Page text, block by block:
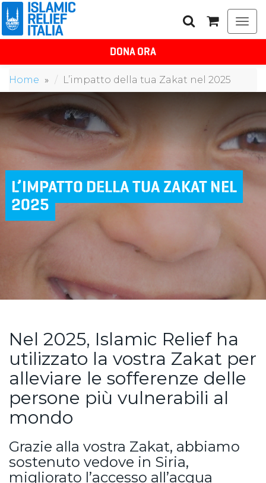
DONA ORA
Home L’impatto della tua Zakat nel 2025
L’IMPATTO DELLA TUA ZAKAT NEL
2025
Nel 2025, Islamic Relief ha
utilizzato la vostra Zakat per
alleviare le sofferenze delle
persone più vulnerabili al
mondo
Grazie alla vostra Zakat, abbiamo
sostenuto vedove in Siria,
migliorato l’accesso all’acqua